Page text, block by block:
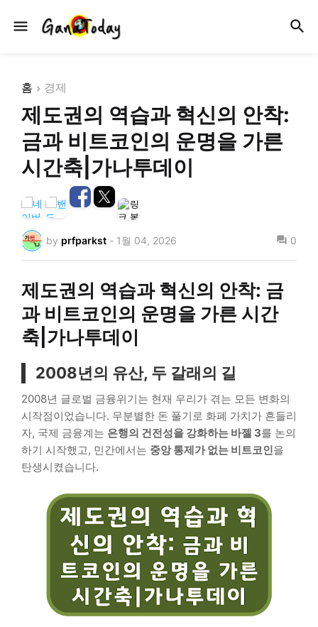
홈 경제
제도권의 역습과 혁신의 안착:
금과 비트코인의 운명을 가른
시간축|가나투데이
by prfparkst - 1월 04, 2026 0
제도권의 역습과 혁신의 안착: 금
과 비트코인의 운명을 가른 시간
축|가나투데이
2008년의 유산, 두 갈래의 길
2008년 글로벌 금융위기는 현재 우리가 겪는 모든 변화의
시작점이었습니다. 무분별한 돈 풀기로 화폐 가치가 흔들리
자, 국제 금융계는 은행의 건전성을 강화하는 바젤 3를 논의
하기 시작했고, 민간에서는 중앙 통제가 없는 비트코인을
탄생시켰습니다.